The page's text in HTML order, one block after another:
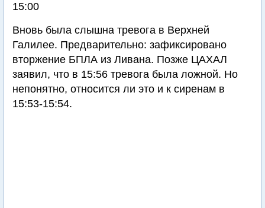
15:00
Вновь была слышна тревога в Верхней
Галилее. Предварительно: зафиксировано
вторжение БПЛА из Ливана. Позже ЦАХАЛ
заявил, что в 15:56 тревога была ложной. Но
непонятно, относится ли это и к сиренам в
15:53-15:54.